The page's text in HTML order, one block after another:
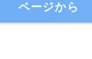
ページから